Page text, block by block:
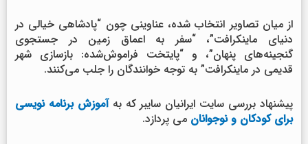
از میان تصاویر انتخاب شده، عناوینی چون “پادشاهی خیالی در
دنیای ماینکرافت”، “سفر به اعماق زمین در جستجوی
گنجینه‌های پنهان”، و “پایتخت فراموش‌شده: بازسازی شهر
قدیمی در ماینکرافت” به توجه خوانندگان را جلب می‌کنند.
پیشنهاد بررسی سایت ایرانیان سایبر که بهآموزش برنامه نویسی
برای کودکان و نوجوانان می پردازد.